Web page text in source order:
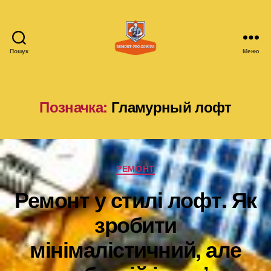
Пошук Меню
Позначка: Гламурный лофт
Категорії
РЕМОНТ
Ремонт у стилі лофт. Як
зробити
мінімалістичний, але